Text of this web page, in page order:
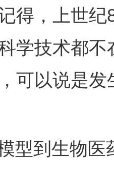
得，上世
学技术都不
可以说是发
到生物医